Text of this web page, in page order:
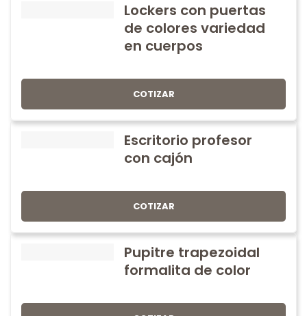
Lockers con puertas
de colores variedad
en cuerpos
COTIZAR
Escritorio profesor
con cajón
COTIZAR
Pupitre trapezoidal
formalita de color